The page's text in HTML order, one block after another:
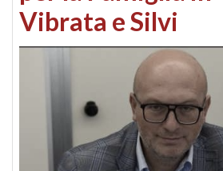
Vibrata e Silvi